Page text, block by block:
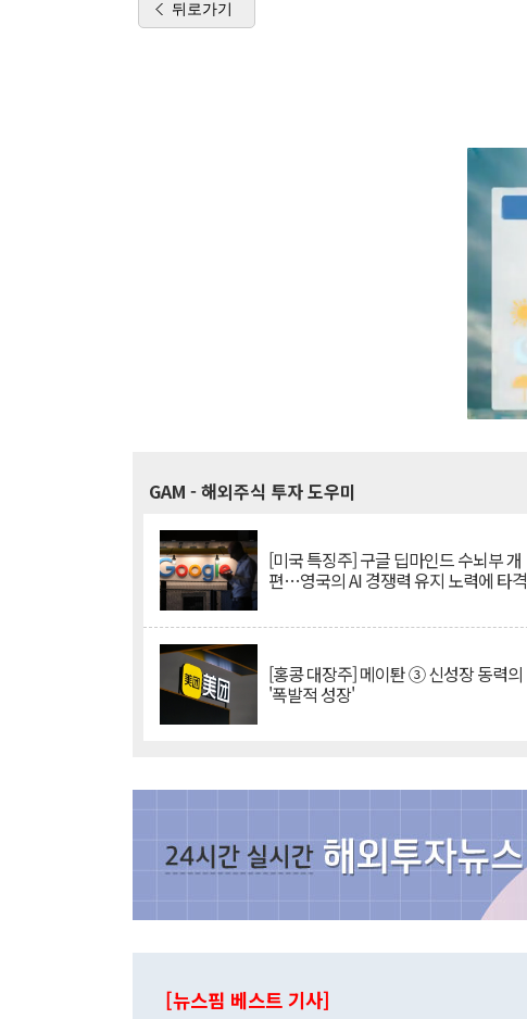
뒤로가기
GAM - 해외주식 투자 도우미
[미국 특징주] 구글 딥마인드 수뇌부 개
편…영국의 AI 경쟁력 유지 노력에 타격
[홍콩 대장주] 메이퇀 ③ 신성장 동력의
'폭발적 성장'
[뉴스핌 베스트 기사]